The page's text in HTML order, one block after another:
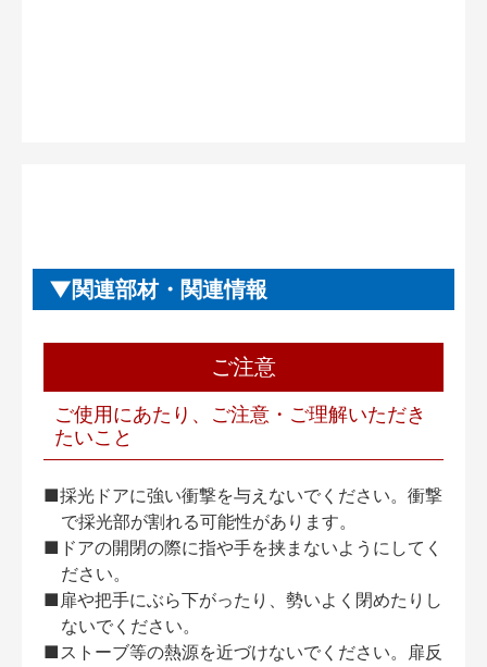
関連部材・関連情報
ご注意
ご使用にあたり、ご注意・ご理解いただき
たいこと
■採光ドアに強い衝撃を与えないでください。衝撃
で採光部が割れる可能性があります。
■ドアの開閉の際に指や手を挟まないようにしてく
ださい。
■扉や把手にぶら下がったり、勢いよく閉めたりし
ないでください。
■ストーブ等の熱源を近づけないでください。扉反